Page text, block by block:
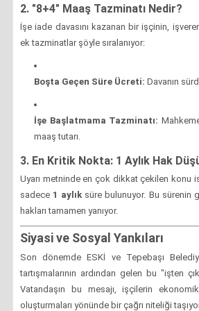
2. "8+4" Maaş Tazminatı Nedir?
İşe iade davasını kazanan bir işçinin,
ek tazminatlar şöyle sıralanıyor:
Boşta Geçen Süre Ücreti: Davanın
İşe Başlatmama Tazminatı:
maaş tutarı.
3. En Kritik Nokta: 1 Aylık Hak
Uyarı metninde en çok dikkat çekilen konu
sadece 1 aylıksüre bulunuyor. Bu sürenin
hakları tamamen yanıyor.
Siyasi ve Sosyal Yankıları
Son dönemde ESKİ ve Tepebaşı
tartışmalarının ardından gelen bu "işten
Vatandaşın bu mesajı, işçilerin
oluşturmaları yönünde bir çağrı niteliği